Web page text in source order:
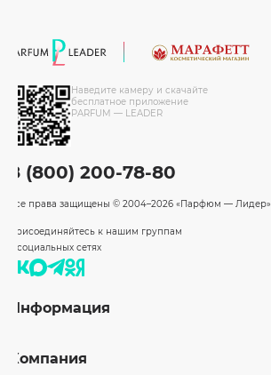
Наведите камеру и скачайте
бесплатное приложение
PARFUM — LEADER
8 (800) 200-78-80
Все права защищены © 2004–2026 «Парфюм — Лидер»
Присоединяйтесь к нашим группам
в социальных сетях
Информация
Бренды
Компания